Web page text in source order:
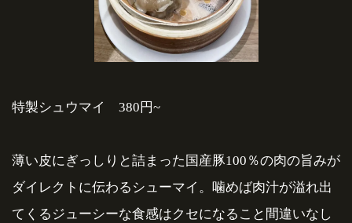
特製シュウマイ 380円~
薄い皮にぎっしりと詰まった国産豚100％の肉の旨みが
ダイレクトに伝わるシューマイ。噛めば肉汁が溢れ出
てくるジューシーな食感はクセになること間違いなし